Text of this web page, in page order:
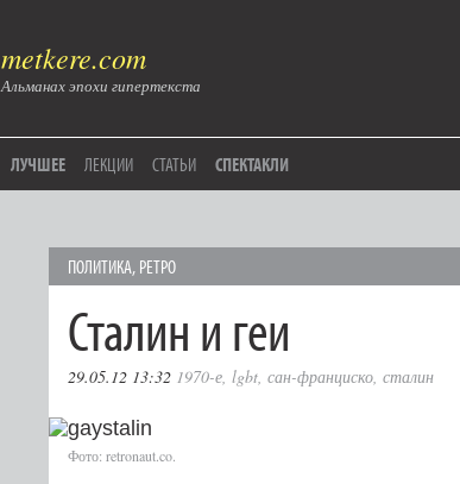
metkere.com
Альманах эпохи гипертекста
ЛУЧШЕЕ ЛЕКЦИИ СТАТЬИ СПЕКТАКЛИ
ПОЛИТИКА, РЕТРО
Сталин и геи
29.05.12 13:32 1970-е, lgbt, сан-франциско, сталин
Фото: retronaut.co.